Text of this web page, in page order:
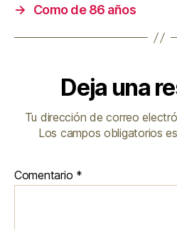
→ Como de 86 años
Deja una
Tu dirección de correo
Los campos obligatorios
Comentario *